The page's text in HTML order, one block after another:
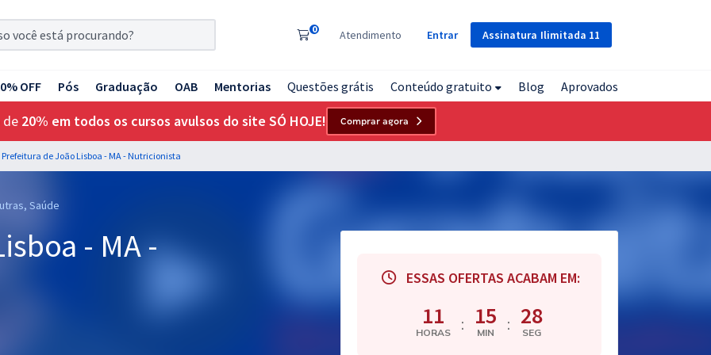
Assinatura Ilimitada 11
0 Atendimento Entrar
OFF Pós Graduação OAB Mentorias Questões grátis Conteúdo gratuito Blog Aprovados
de 20% em todos os cursos avulsos do site SÓ HOJE! Comprar agora
Prefeitura de João Lisboa - MA - Nutricionista
Saúde
- MA -
ESSAS OFERTAS ACABAM EM:
11
HORAS : 15
MIN : 27
SEG